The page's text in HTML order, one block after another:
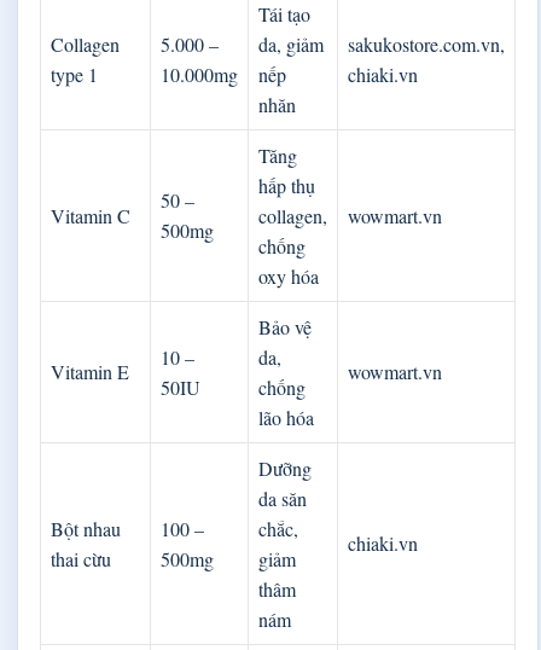
Collagen
type 1
5.000 –
10.000mg
Tái tạo
da, giảm
nếp
nhăn
sakukostore.com.vn,
chiaki.vn
Vitamin C
50 –
500mg
Tăng
hấp thụ
collagen,
chống
oxy hóa
wowmart.vn
Vitamin E
10 –
50IU
Bảo vệ
da,
chống
lão hóa
wowmart.vn
Bột nhau
thai cừu
100 –
500mg
Dưỡng
da săn
chắc,
giảm
thâm
nám
chiaki.vn